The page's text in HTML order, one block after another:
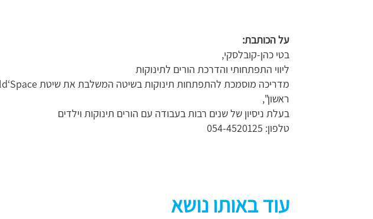
על הכותבת:
בטי כהן-קובלסקי,
ליווי התפתחותי והדרכת הורים לתינוקות
ראשון",
בעלת ניסיון של שנים רבות בעבודה עם הורים תינוקות וילדים
טלפון: 054-4520125
עוד באותו נושא